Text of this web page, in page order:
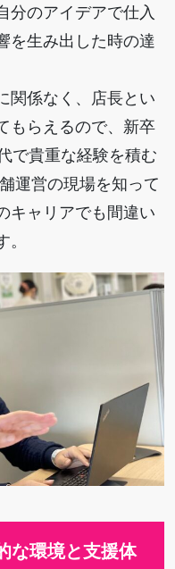
分のアイデアで仕入
を生み出した時の達
関係なく、店長とい
もらえるので、新卒
で貴重な経験を積む
運営の現場を知って
キャリアでも間違い
な環境と支援体